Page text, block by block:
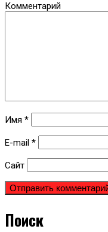
Комментарий
Имя *
E-mail *
Сайт
Поиск